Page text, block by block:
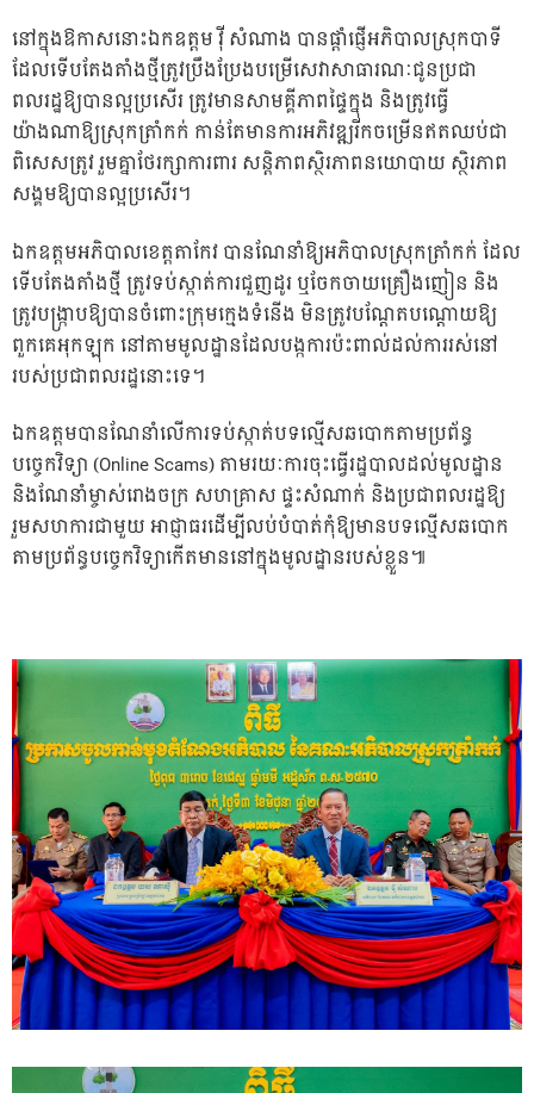
នៅក្នុងឱកាសនោះឯកឧត្តម វ៉ី សំណាង បានផ្ដាំផ្ញើអភិបាលស្រុកបាទី
ដែលទើបតែងតាំងថ្មីត្រូវប្រឹងប្រែងបម្រើសេវាសាធារណៈជូនប្រជា
ពលរដ្ឋឱ្យបានល្អប្រសើរ ត្រូវមានសាមគ្គីភាពផ្ទៃក្នុង និងត្រូវធ្វើ
យ៉ាងណាឱ្យស្រុកត្រាំកក់ កាន់តែមានការអភិវឌ្ឍរីកចម្រើនឥតឈប់ជា
ពិសេសត្រូវ រួមគ្នាថែរក្សាការពារ សន្តិភាពស្ថិរភាពនយោបាយ ស្ថិរភាព
សង្គមឱ្យបានល្អប្រសើរ។
ឯកឧត្តមអភិបាលខេត្តតាកែវ បានណែនាំឱ្យអភិបាលស្រុកត្រាំកក់ ដែល
ទើបតែងតាំងថ្មី ត្រូវទប់ស្កាត់ការជួញដូរ ឬចែកចាយគ្រឿងញៀន និង
ត្រូវបង្ក្រាបឱ្យបានចំពោះក្រុមក្មេងទំនើង មិនត្រូវបណ្ដែតបណ្ដោយឱ្យ
ពួកគេអុកឡុក នៅតាមមូលដ្ឋានដែលបង្កការប៉ះពាល់ដល់ការរស់នៅ
របស់ប្រជាពលរដ្ឋនោះទេ។
ឯកឧត្តមបានណែនាំលើការទប់ស្កាត់បទល្មើសឆបោកតាមប្រព័ន្ធ
បច្ចេកវិទ្យា (Online Scams) តាមរយៈការចុះធ្វើរដ្ឋបាលដល់មូលដ្ឋាន
និងណែនាំម្ចាស់រោងចក្រ សហគ្រាស ផ្ទះសំណាក់ និងប្រជាពលរដ្ឋឱ្យ
រួមសហការជាមួយ អាជ្ញាធរដើម្បីលប់បំបាត់កុំឱ្យមានបទល្មើសឆបោក
តាមប្រព័ន្ធបច្ចេកវិទ្យាកើតមាននៅក្នុងមូលដ្ឋានរបស់ខ្លួន៕